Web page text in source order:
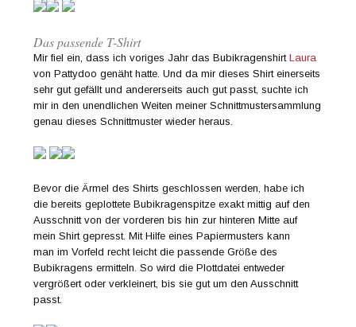
Das passende T-Shirt
Mir fiel ein, dass ich voriges Jahr das BubikragenshirtLaura
von Pattydoo genäht hatte. Und da mir dieses Shirt einerseits
sehr gut gefällt und andererseits auch gut passt, suchte ich
mir in den unendlichen Weiten meiner Schnittmustersammlung
genau dieses Schnittmuster wieder heraus.
Bevor die Ärmel des Shirts geschlossen werden, habe ich
die bereits geplottete Bubikragenspitze exakt mittig auf den
Ausschnitt von der vorderen bis hin zur hinteren Mitte auf
mein Shirt gepresst. Mit Hilfe eines Papiermusters kann
man im Vorfeld recht leicht die passende Größe des
Bubikragens ermitteln. So wird die Plottdatei entweder
vergrößert oder verkleinert, bis sie gut um den Ausschnitt
passt.